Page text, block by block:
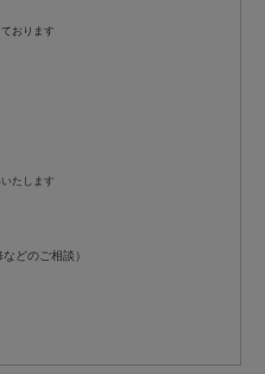
おります
たします
などのご相談）